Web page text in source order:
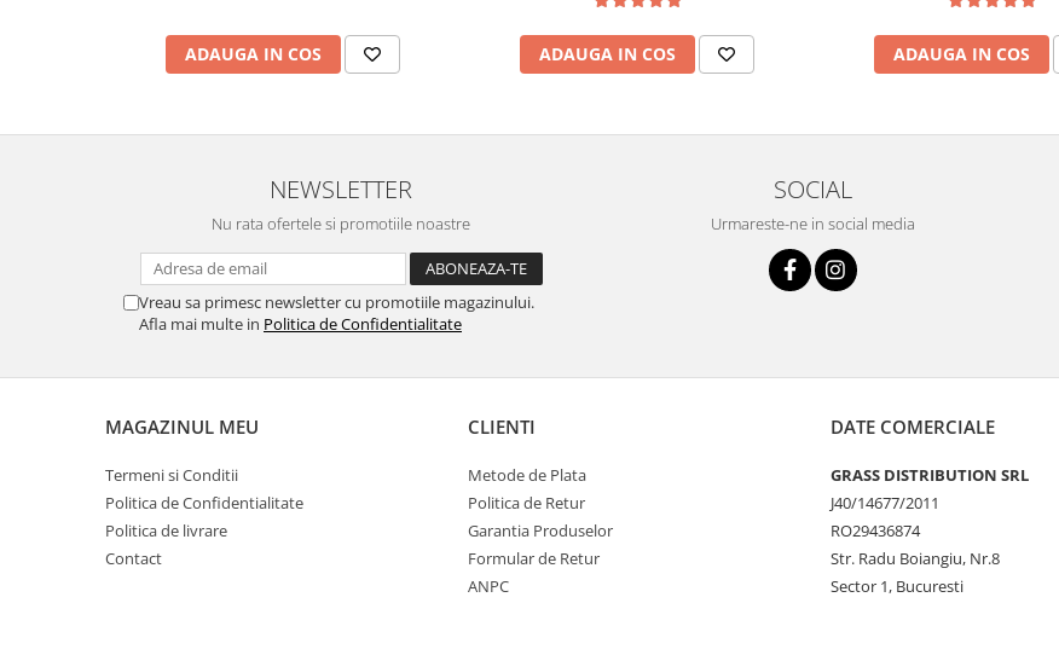
ADAUGA IN COS ADAUGA IN COS ADAUGA IN COS
NEWSLETTER
Nu rata ofertele si promotiile noastre
Vreau sa primesc newsletter cu promotiile magazinului.
Afla mai multe in Politica de Confidentialitate
SOCIAL
Urmareste-ne in social media
MAGAZINUL MEU
Termeni si Conditii
Politica de Confidentialitate
Politica de livrare
Contact
CLIENTI
Metode de Plata
Politica de Retur
Garantia Produselor
Formular de Retur
ANPC
DATE COMERCIALE
GRASS DISTRIBUTION SRL
J40/14677/2011
RO29436874
Str. Radu Boiangiu, Nr.8
Sector 1, Bucuresti